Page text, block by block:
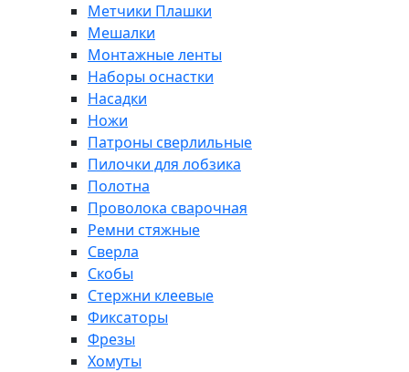
Метчики Плашки
Мешалки
Монтажные ленты
Наборы оснастки
Насадки
Ножи
Патроны сверлильные
Пилочки для лобзика
Полотна
Проволока сварочная
Ремни стяжные
Сверла
Скобы
Стержни клеевые
Фиксаторы
Фрезы
Хомуты